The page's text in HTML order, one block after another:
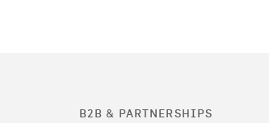
B2B & PARTNERSHIPS